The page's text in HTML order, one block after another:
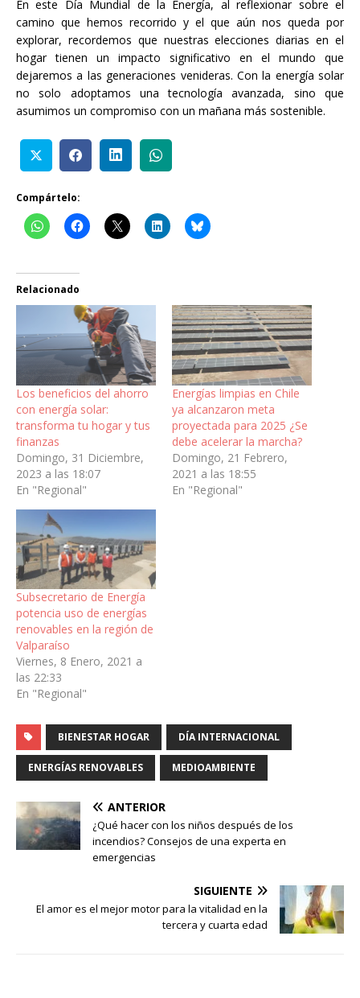
En este Día Mundial de la Energía, al reflexionar sobre el
camino que hemos recorrido y el que aún nos queda por
explorar, recordemos que nuestras elecciones diarias en el
hogar tienen un impacto significativo en el mundo que
dejaremos a las generaciones venideras. Con la energía solar
no solo adoptamos una tecnología avanzada, sino que
asumimos un compromiso con un mañana más sostenible.
Compártelo:
Relacionado
Los beneficios del ahorro
con energía solar:
transforma tu hogar y tus
finanzas
Domingo, 31 Diciembre,
2023 a las 18:07
En "Regional"
Energías limpias en Chile
ya alcanzaron meta
proyectada para 2025 ¿Se
debe acelerar la marcha?
Domingo, 21 Febrero,
2021 a las 18:55
En "Regional"
Subsecretario de Energía
potencia uso de energías
renovables en la región de
Valparaíso
Viernes, 8 Enero, 2021 a
las 22:33
En "Regional"
BIENESTAR HOGAR DÍA INTERNACIONAL
ENERGÍAS RENOVABLES MEDIOAMBIENTE
ANTERIOR
¿Qué hacer con los niños después de los
incendios? Consejos de una experta en
emergencias
SIGUIENTE
El amor es el mejor motor para la vitalidad en la
tercera y cuarta edad